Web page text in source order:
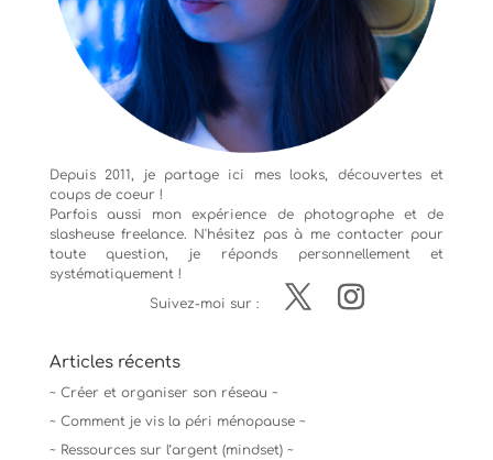
Depuis 2011, je partage ici mes looks, découvertes et
coups de coeur !
Parfois aussi mon expérience de photographeet de
slasheuse freelance. N'hésitez pas à me contacter pour
toute question, je réponds personnellement et
systématiquement !
Suivez-moi sur :
Articles récents
~ Créer et organiser son réseau ~
~ Comment je vis la péri ménopause ~
~ Ressources sur l’argent (mindset) ~